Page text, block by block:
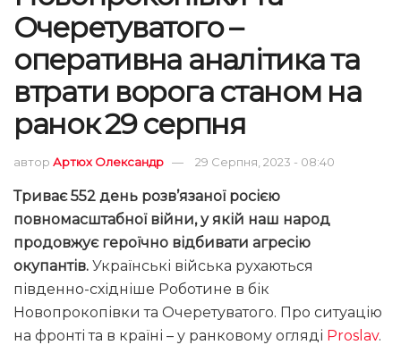
Очеретуватого –
оперативна аналітика та
втрати ворога станом на
ранок 29 серпня
автор Артюх Олександр 29 Серпня, 2023 - 08:40
Триває 552 день розв’язаної росією
повномасштабної війни, у якій наш народ
продовжує героїчно відбивати агресію
окупантів. Українські війська рухаються
південно-східніше Роботине в бік
Новопрокопівки та Очеретуватого. Про ситуацію
на фронті та в країні – у ранковому огляді Proslav.